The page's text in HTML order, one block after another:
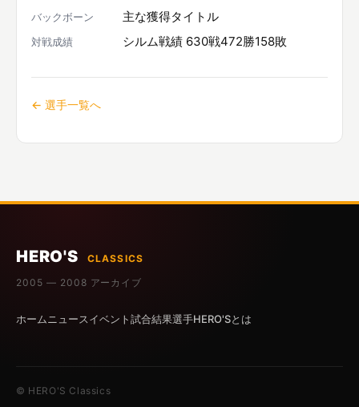
バックボーン 主な獲得タイトル
対戦成績 シルム戦績 630戦472勝158敗
← 選手一覧へ
HERO'S
CLASSICS
2005 — 2008 アーカイブ
ホームニュースイベント試合結果選手HERO'Sとは
© HERO'S Classics